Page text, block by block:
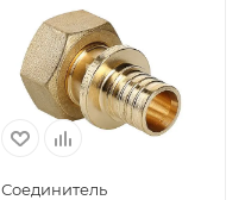
Соединитель